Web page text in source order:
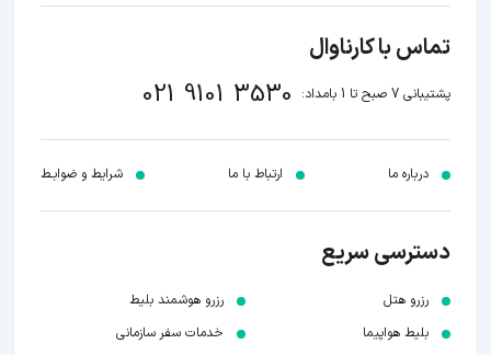
تماس با کارناوال
پشتیبانی 7 صبح تا 1 بامداد: 021 9101 3530
درباره ما ارتباط با ما شرایط و ضوابـط
دسترسی سریع
رزرو هتل
بلیط هواپیما
رزرو هوشمند بلیط
خدمات سفر سازمانی